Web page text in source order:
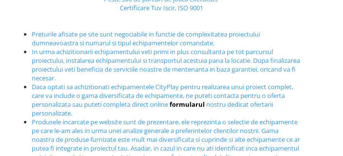
Certificare Tuv Iscir, ISO 9001
Preturile afisate pe site sunt negociabile in functie de complexitatea proiectului
dumneavoastra si numarul si tipul echipamentelor comandate.
In urma achizitionarii echipamentului veti primi in plus consultanta pe tot parcursul
proiectului, instalarea echipamentului si transportul acestuia pana la locatie. Dupa finalizarea
proiectului veti beneficia de serviciile noastre de mentenanta in baza garantiei, oricand va fi
necesar.
Daca optati sa achizitionati echipamentele CityPlay pentru realizarea unui proiect complet,
care va include o gama diversificata de echipamente, ne puteti contacta pentru o oferta
personalizata sau puteti completa direct onlineformularul nostru dedicat ofertarii
personalizate.
Produsele incarcate pe website sunt de prezentare, ele reprezinta o selectie de echipamente
pe care le-am ales in urma unei analize generale a preferintelor clientilor nostrii. Gama
noastra de produse furnizate este mult mai diversificata si cuprinde si alte echipamente ce ar
putea fi integrate in proiectul tau. Asadar, in cazul in care nu ati identificat inca echipamentul